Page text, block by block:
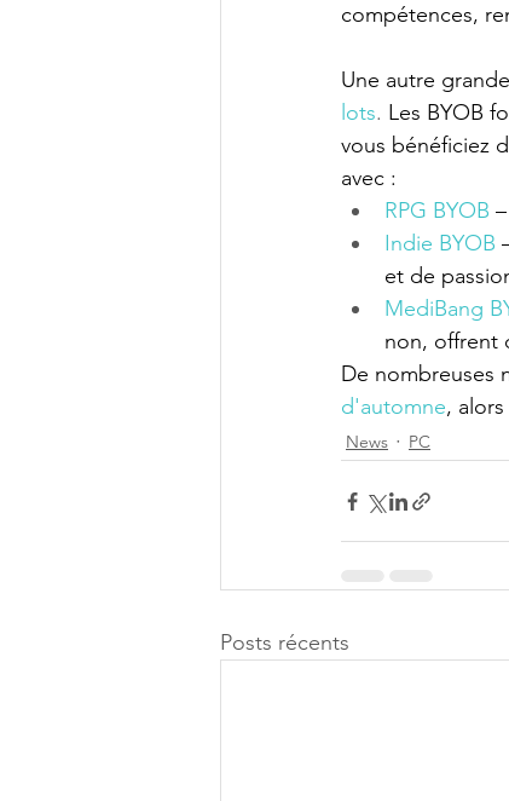
compétences,
Une autre
lots. Les BYOB
vous bénéficiez
avec :
RPG BYOB
Indie BYOB
et de
MediBang
non, offrent
De nombreuses
d'automne,
News PC
Posts récents